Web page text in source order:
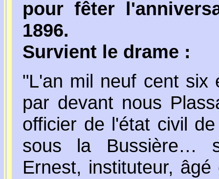
pour fêter
1896.
Survient le drame :
"L'an mil neuf cent six
par devant nous
officier de l'état civil
sous la Bussière…
Ernest, instituteur,